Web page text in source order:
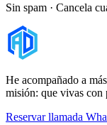
Sin spam · Cancela
He acompañado a
misión: que vivas con
Reservar llamada